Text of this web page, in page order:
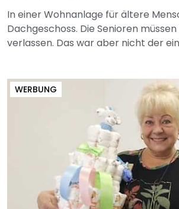
In einer Wohnanlage für ältere
Dachgeschoss. Die Senioren
verlassen. Das war aber nicht der
WERBUNG